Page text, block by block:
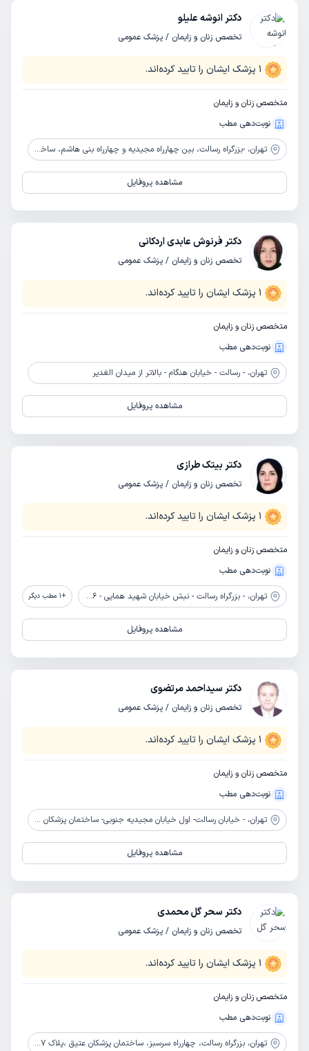
دکتر انوشه علیلو
تخصص زنان و زایمان / پزشک عمومی
1 پزشک ایشان را تایید کرده‌اند.
متخصص زنان و زایمان
نوبت‌دهی مطب
تهران، -بزرگراه رسالت، بین چهارراه مجیدیه و چهارراه بنی هاشم، ساختمان پزشکان، پلاک 190، طبقه 4
مشاهده پروفایل
دکتر فرنوش عابدی اردکانی
تخصص زنان و زایمان / پزشک عمومی
1 پزشک ایشان را تایید کرده‌اند.
متخصص زنان و زایمان
نوبت‌دهی مطب
تهران، - رسالت - خیابان هنگام - بالاتر از میدان الغدیر
مشاهده پروفایل
دکتر بیتک طرازی
تخصص زنان و زایمان / پزشک عمومی
1 پزشک ایشان را تایید کرده‌اند.
متخصص زنان و زایمان
نوبت‌دهی مطب
تهران، - بزرگراه رسالت - نبش خیابان شهید همایی - 16متری اول جنوبی - ساختمان پردیس - طبقه اول - واحد 4 +
1 مطب دیگر
مشاهده پروفایل
دکتر سیداحمد مرتضوی
تخصص زنان و زایمان / پزشک عمومی
1 پزشک ایشان را تایید کرده‌اند.
متخصص زنان و زایمان
نوبت‌دهی مطب
تهران، - خیابان رسالت- اول خیابان مجیدیه جنوبی- ساختمان پزشکان 768
مشاهده پروفایل
دکتر سحر گل محمدی
تخصص زنان و زایمان / پزشک عمومی
1 پزشک ایشان را تایید کرده‌اند.
متخصص زنان و زایمان
نوبت‌دهی مطب
تهران، بزرگراه رسالت، چهارراه سرسبز، ساختمان پزشکان عتیق ،پلاک 707 ،طبقه سوم